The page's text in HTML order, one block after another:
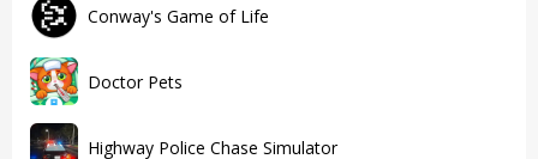
Conway's Game of Life
Doctor Pets
Highway Police Chase Simulator